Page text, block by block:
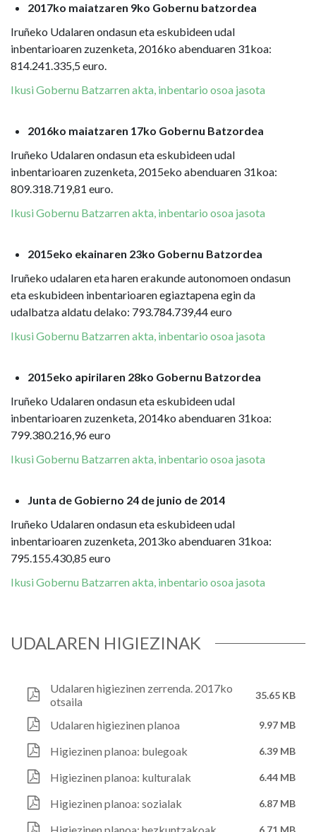
2017ko maiatzaren 9ko Gobernu batzordea
Iruñeko Udalaren ondasun eta eskubideen udal
inbentarioaren zuzenketa, 2016ko abenduaren 31koa:
814.241.335,5 euro.
Ikusi Gobernu Batzarren akta, inbentario osoa jasota
2016ko maiatzaren 17ko Gobernu Batzordea
Iruñeko Udalaren ondasun eta eskubideen udal
inbentarioaren zuzenketa, 2015eko abenduaren 31koa:
809.318.719,81 euro.
Ikusi Gobernu Batzarren akta, inbentario osoa jasota
2015eko ekainaren 23ko Gobernu Batzordea
Iruñeko udalaren eta haren erakunde autonomoen ondasun
eta eskubideen inbentarioaren egiaztapena egin da
udalbatza aldatu delako: 793.784.739,44 euro
Ikusi Gobernu Batzarren akta, inbentario osoa jasota
2015eko apirilaren 28ko Gobernu Batzordea
Iruñeko Udalaren ondasun eta eskubideen udal
inbentarioaren zuzenketa, 2014ko abenduaren 31koa:
799.380.216,96 euro
Ikusi Gobernu Batzarren akta, inbentario osoa jasota
Junta de Gobierno 24 de junio de 2014
Iruñeko Udalaren ondasun eta eskubideen udal
inbentarioaren zuzenketa, 2013ko abenduaren 31koa:
795.155.430,85 euro
Ikusi Gobernu Batzarren akta, inbentario osoa jasota
UDALAREN HIGIEZINAK
Udalaren higiezinen zerrenda. 2017ko
otsaila
35.65 KB
Udalaren higiezinen planoa 9.97 MB
Higiezinen planoa: bulegoak 6.39 MB
Higiezinen planoa: kulturalak 6.44 MB
Higiezinen planoa: sozialak 6.87 MB
6.71 MB